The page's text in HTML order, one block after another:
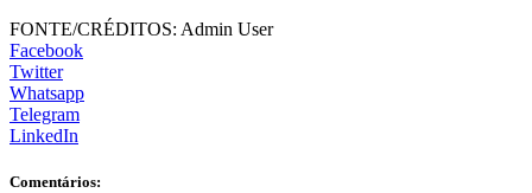
FONTE/CRÉDITOS: Admin User
Facebook
Twitter
Whatsapp
Telegram
LinkedIn
Comentários: